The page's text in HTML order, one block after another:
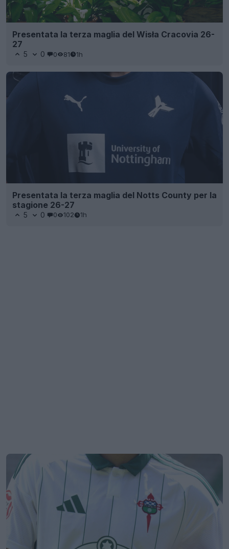
Presentata la terza maglia del Wisła Cracovia 26-
27
5 0 0 81 1h
Presentata la terza maglia del Notts County per la
stagione 26-27
5 0 0 102 1h